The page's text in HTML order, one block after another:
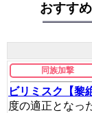
おすす
同族加撃
ビリミスク【黎
度の適正となっ